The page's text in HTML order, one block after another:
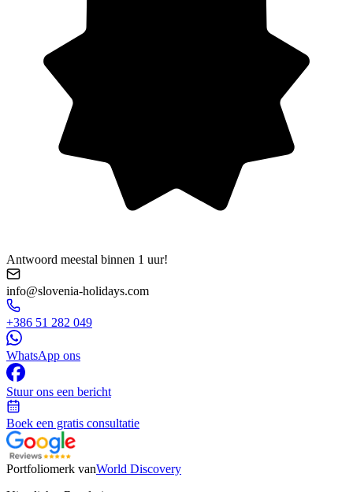
Antwoord meestal binnen 1 uur!
info@slovenia-holidays.com
+386 51 282 049
WhatsApp ons
Stuur ons een bericht
Boek een gratis consultatie
Portfoliomerk vanWorld Discovery